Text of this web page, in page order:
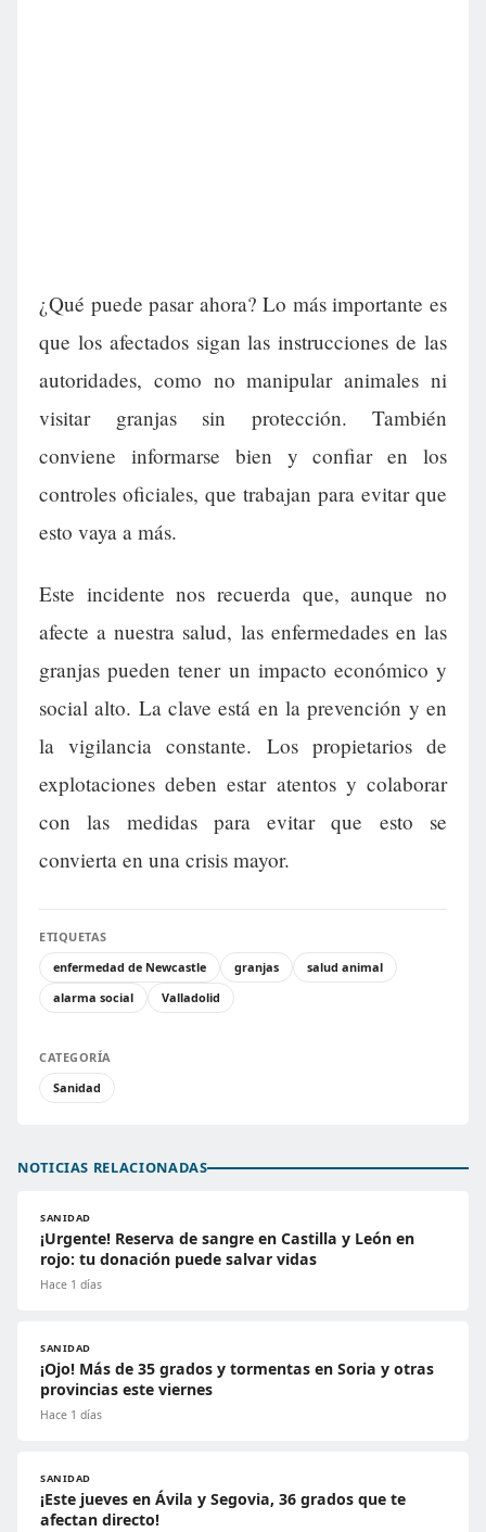
¿Qué puede pasar ahora? Lo más importante es
que los afectados sigan las instrucciones de las
autoridades, como no manipular animales ni
visitar granjas sin protección. También
conviene informarse bien y confiar en los
controles oficiales, que trabajan para evitar que
esto vaya a más.
Este incidente nos recuerda que, aunque no
afecte a nuestra salud, las enfermedades en las
granjas pueden tener un impacto económico y
social alto. La clave está en la prevención y en
la vigilancia constante. Los propietarios de
explotaciones deben estar atentos y colaborar
con las medidas para evitar que esto se
convierta en una crisis mayor.
ETIQUETAS
enfermedad de Newcastle
granjas
salud animal
alarma social
Valladolid
CATEGORÍA
Sanidad
NOTICIAS RELACIONADAS
SANIDAD
¡Urgente! Reserva de sangre en Castilla y León en
rojo: tu donación puede salvar vidas
Hace 1 días
SANIDAD
¡Ojo! Más de 35 grados y tormentas en Soria y otras
provincias este viernes
Hace 1 días
SANIDAD
¡Este jueves en Ávila y Segovia, 36 grados que te
afectan directo!